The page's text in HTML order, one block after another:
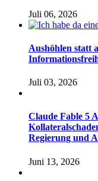
Juli 06, 2026
Aushöhlen statt
Juli 03, 2026
Claude Fable 5
Regierung und
Juni 13, 2026